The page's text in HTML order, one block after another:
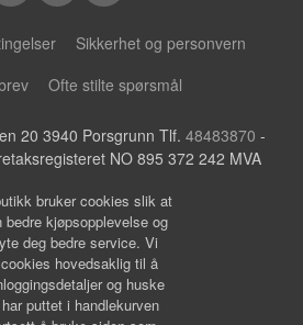
Sikkerhet og personvern
Ofte stilte spørsmål
20 3940 Porsgrunn Tlf. 48483870 -
NO 895 372 242 MVA
bruker cookies slik at
bedre kjøpsopplevelse og
deg bedre service. Vi
hovedsaklig til å
og huske
puttet i handlekurven